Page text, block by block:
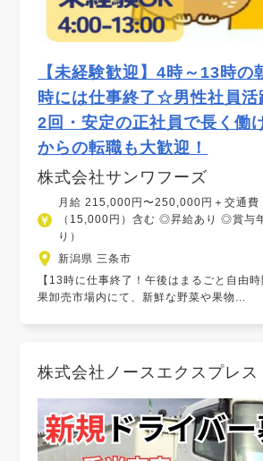
【未経験歓迎】4時～13時の
時には仕事終了☆男性社員
2回・安定の正社員で長く働
からの転職も大歓迎！
株式会社サンワフーズ
月給 215,000円〜250,000円＋交通
（15,000円）含む ◎昇給あり ◎賞与
り）
新潟県 三条市
【13時に仕事終了！午後はまるごと自由
果卸売市場内にて、新鮮な野菜や果物...
株式会社ノースエクスプレス